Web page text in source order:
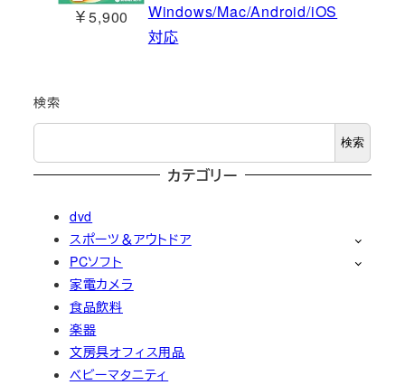
￥5,900
Windows/Mac/Android/iOS
対応
検索
検索
カテゴリー
dvd
スポーツ＆アウトドア
PCソフト
家電カメラ
食品飲料
楽器
文房具オフィス用品
ベビーマタニティ